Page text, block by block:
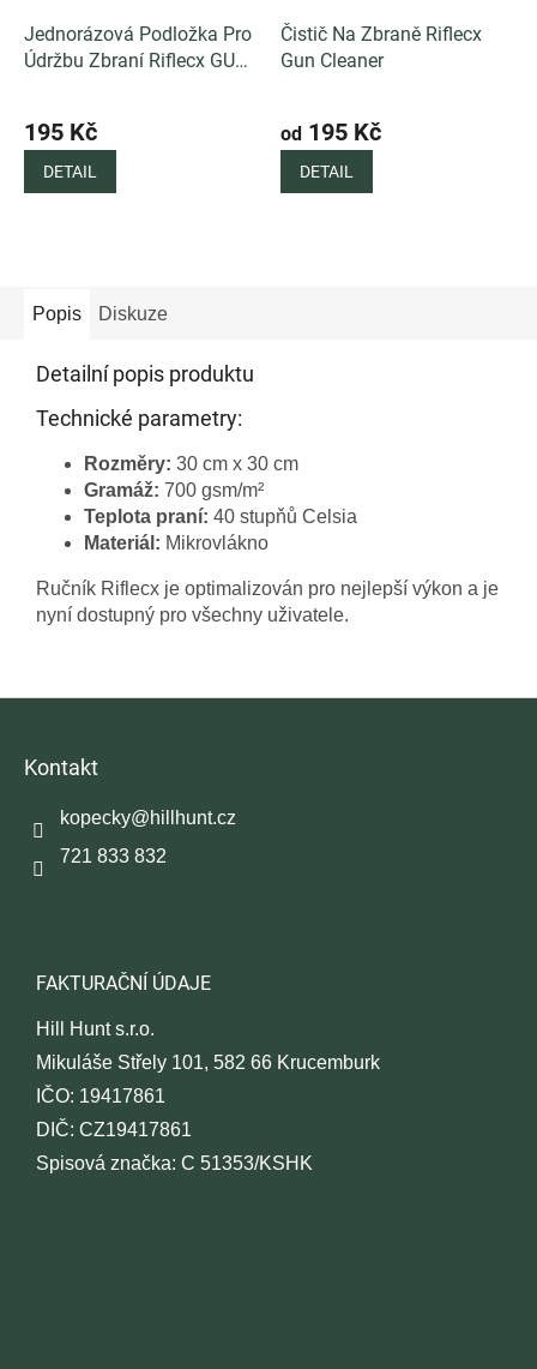
Jednorázová Podložka Pro
Údržbu Zbraní Riflecx GUN
195 Kč
DETAIL
Čistič Na Zbraně Riflecx
Gun Cleaner
hodnocení
produktu
od 195 Kč
DETAIL
Popis Diskuze
Detailní popis produktu
Technické parametry:
Rozměry: 30 cm x 30 cm
Gramáž: 700 gsm/m²
Teplota praní: 40 stupňů Celsia
Materiál: Mikrovlákno
Ručník Riflecx je optimalizován pro nejlepší výkon a je
nyní dostupný pro všechny uživatele.
Kontakt
kopecky@hillhunt.cz
721 833 832
FAKTURAČNÍ ÚDAJE
Hill Hunt s.r.o.
Mikuláše Střely 101, 582 66 Krucemburk
IČO: 19417861
DIČ: CZ19417861
Spisová značka: C 51353/KSHK